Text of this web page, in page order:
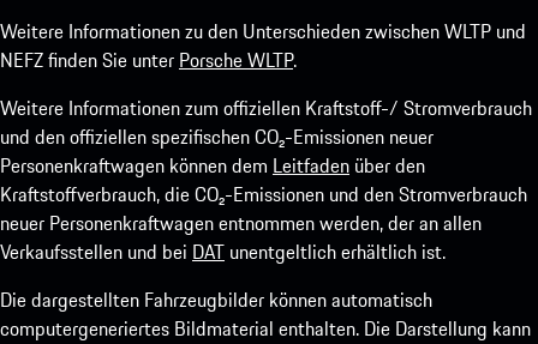
Weitere Informationen zu den Unterschieden zwischen WLTP und
NEFZ finden Sie unter Porsche WLTP.
Weitere Informationen zum offiziellen Kraftstoff-/ Stromverbrauch
und den offiziellen spezifischen CO₂-Emissionen neuer
Personenkraftwagen können dem Leitfaden über den
Kraftstoffverbrauch, die CO₂-Emissionen und den Stromverbrauch
neuer Personenkraftwagen entnommen werden, der an allen
Verkaufsstellen und bei DAT unentgeltlich erhältlich ist.
Die dargestellten Fahrzeugbilder können automatisch
computergeneriertes Bildmaterial enthalten. Die Darstellung kann